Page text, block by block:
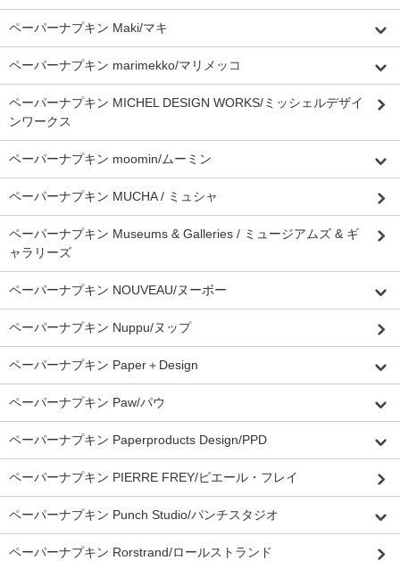
ペーパーナプキン Maki/マキ
ペーパーナプキン marimekko/マリメッコ
ペーパーナプキン MICHEL DESIGN WORKS/ミッシェルデザイ
ンワークス
ペーパーナプキン moomin/ムーミン
ペーパーナプキン MUCHA / ミュシャ
ペーパーナプキン Museums & Galleries / ミュージアムズ & ギ
ャラリーズ
ペーパーナプキン NOUVEAU/ヌーボー
ペーパーナプキン Nuppu/ヌップ
ペーパーナプキン Paper＋Design
ペーパーナプキン Paw/パウ
ペーパーナプキン Paperproducts Design/PPD
ペーパーナプキン PIERRE FREY/ピエール・フレイ
ペーパーナプキン Punch Studio/パンチスタジオ
ペーパーナプキン Rorstrand/ロールストランド